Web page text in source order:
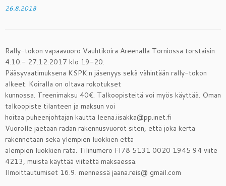
26.8.2018
Rally-tokon vapaavuoro Vauhtikoira Areenalla Torniossa torstaisin
4.10.- 27.12.2017 klo 19-20.
Pääsyvaatimuksena KSPK:n jäsenyys sekä vähintään rally-tokon
alkeet. Koiralla on oltava rokotukset
kunnossa. Treenimaksu 40€. Talkoopisteitä voi myös käyttää. Oman
talkoopiste tilanteen ja maksun voi
hoitaa puheenjohtajan kautta leena.iisakka@pp.inet.fi
Vuorolle jaetaan radan rakennusvuorot siten, että joka kerta
rakennetaan sekä ylempien luokkien että
alempien luokkien rata. Tilinumero FI78 5131 0020 1945 94 viite
4213, muista käyttää viitettä maksaessa.
Ilmoittautumiset 16.9. mennessä jaana.reis@ gmail.com